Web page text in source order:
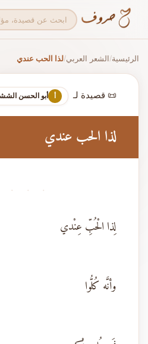
الرئيسية/الشعر العربي/لذا الحب عندي
📜 قصيدة لـ أ أبو الحسن
لذا الحب عندي
· · ·
لِذا الْحُبِّ عِنْدي
وأنَّه كُلُّوا